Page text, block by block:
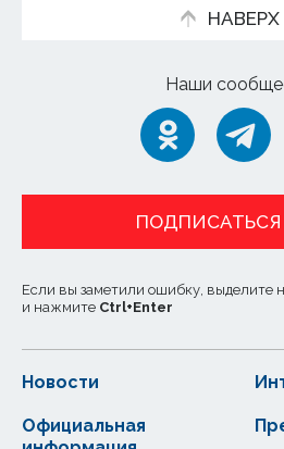
НАВЕРХ
Наши
ПОДПИСАТЬСЯ
Если вы заметили ошибку, выделите
и нажмите Ctrl+Enter
Новости
Официальная